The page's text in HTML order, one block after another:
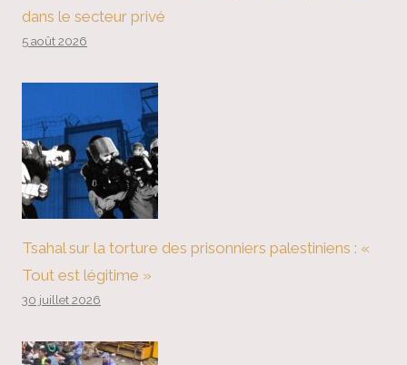
dans le secteur privé
5 août 2026
Tsahal sur la torture des prisonniers palestiniens : «
Tout est légitime »
30 juillet 2026